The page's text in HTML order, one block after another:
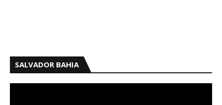
SALVADOR BAHIA